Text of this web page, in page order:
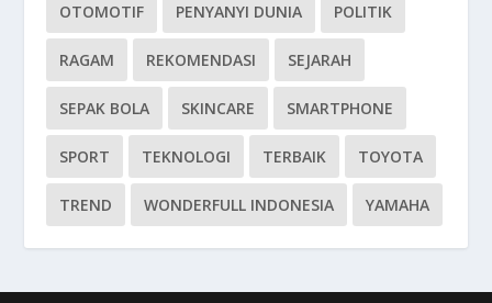
OTOMOTIF PENYANYI DUNIA POLITIK
RAGAM REKOMENDASI SEJARAH
SEPAK BOLA SKINCARE SMARTPHONE
SPORT TEKNOLOGI TERBAIK TOYOTA
TREND WONDERFULL INDONESIA YAMAHA